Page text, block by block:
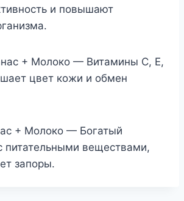
и повышают
+ Молоко — Витамины C, E,
цвет кожи и обмен
+ Молоко — Богатый
питательными веществами,
запоры.